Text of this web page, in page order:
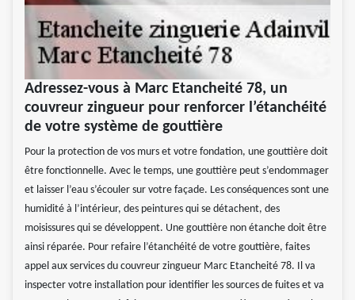
Adressez-vous à Marc Etancheité 78, un
couvreur zingueur pour renforcer l’étanchéité
de votre système de gouttière
Pour la protection de vos murs et votre fondation, une gouttière doit
être fonctionnelle. Avec le temps, une gouttière peut s’endommager
et laisser l’eau s’écouler sur votre façade. Les conséquences sont une
humidité à l’intérieur, des peintures qui se détachent, des
moisissures qui se développent. Une gouttière non étanche doit être
ainsi réparée. Pour refaire l’étanchéité de votre gouttière, faites
appel aux services du couvreur zingueur Marc Etancheité 78. Il va
inspecter votre installation pour identifier les sources de fuites et va